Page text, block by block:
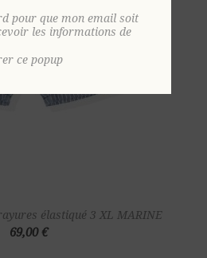
élastiqué 3 XL MARINE
69,00 €
pour que mon email soit
les informations de
ce popup